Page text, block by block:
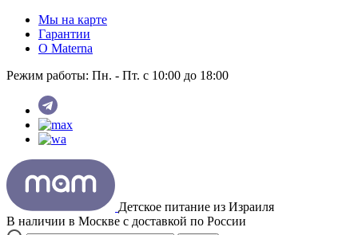
Мы на карте
Гарантии
O Materna
Режим работы: Пн. - Пт. с 10:00 до 18:00
Детское питание из Израиля
В наличии в Москве с доставкой по России